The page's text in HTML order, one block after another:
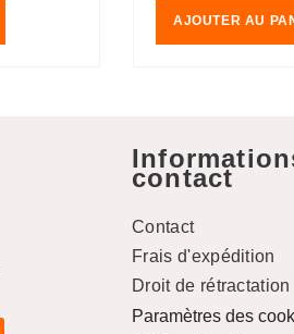
AJOUTER AU
contact
Contact
Frais d'expédition
Droit de rétractation
Paramètres des